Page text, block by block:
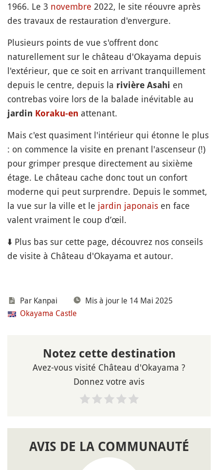
1966. Le 3 novembre 2022, le site réouvre après
des travaux de restauration d'envergure.
Plusieurs points de vue s'offrent donc
naturellement sur le château d'Okayama depuis
l'extérieur, que ce soit en arrivant tranquillement
depuis le centre, depuis la rivière Asahi en
contrebas voire lors de la balade inévitable au
jardin Koraku-en attenant.
Mais c'est quasiment l'intérieur qui étonne le plus
: on commence la visite en prenant l'ascenseur (!)
pour grimper presque directement au sixième
étage. Le château cache donc tout un confort
moderne qui peut surprendre. Depuis le sommet,
la vue sur la ville et le jardin japonais en face
valent vraiment le coup d’œil.
⬇️ Plus bas sur cette page, découvrez nos conseils
de visite à Château d'Okayama et autour.
Par Kanpai
Mis à jour le 14 Mai 2025
Okayama Castle
Notez cette destination
Avez-vous visité Château d'Okayama ?
Donnez votre avis
AVIS DE LA COMMUNAUTÉ